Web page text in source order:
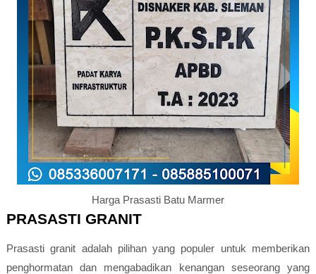
Harga Prasasti Batu Marmer
PRASASTI GRANIT
Prasasti granit adalah pilihan yang populer untuk memberikan
penghormatan dan mengabadikan kenangan seseorang yang